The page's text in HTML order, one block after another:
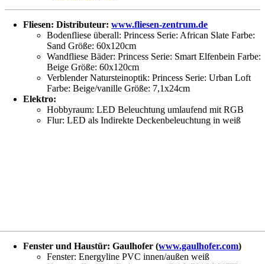
Fliesen: Distributeur:www.fliesen-zentrum.de
Bodenfliese überall: Princess Serie: African Slate Farbe:
Sand Größe: 60x120cm
Wandfliese Bäder: Princess Serie: Smart Elfenbein Farbe:
Beige Größe: 60x120cm
Verblender Natursteinoptik: Princess Serie: Urban Loft
Farbe: Beige/vanille Größe: 7,1x24cm
Elektro:
Hobbyraum: LED Beleuchtung umlaufend mit RGB
Flur: LED als Indirekte Deckenbeleuchtung in weiß
Fenster und Haustür: Gaulhofer (www.gaulhofer.com)
Fenster: Energyline PVC innen/außen weiß